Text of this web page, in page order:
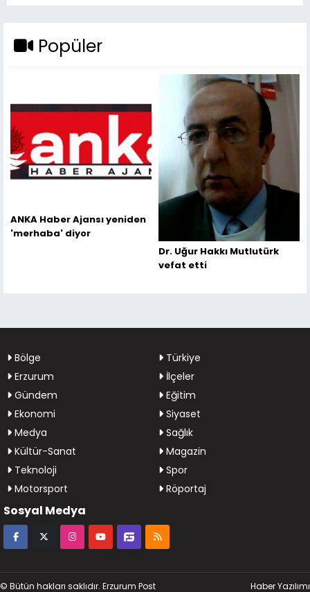
Popüler
ANKA Haber Ajansı yeniden
'merhaba' diyor
Dr. Uğur Hakkı Mutlutürk
vefat etti
Bölge
Türkiye
Erzurum
İlçeler
Gündem
Eğitim
Ekonomi
Siyaset
Medya
Sağlık
Kültür-Sanat
Magazin
Teknoloji
Spor
Motorsport
Röportaj
Sosyal Medya
© Bütün hakları saklıdır. Erzurum Post Haber Yazılımı